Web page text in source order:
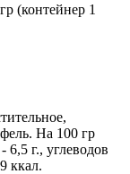
(контейнер 1
На 100 гр
г., углеводов
ккал.